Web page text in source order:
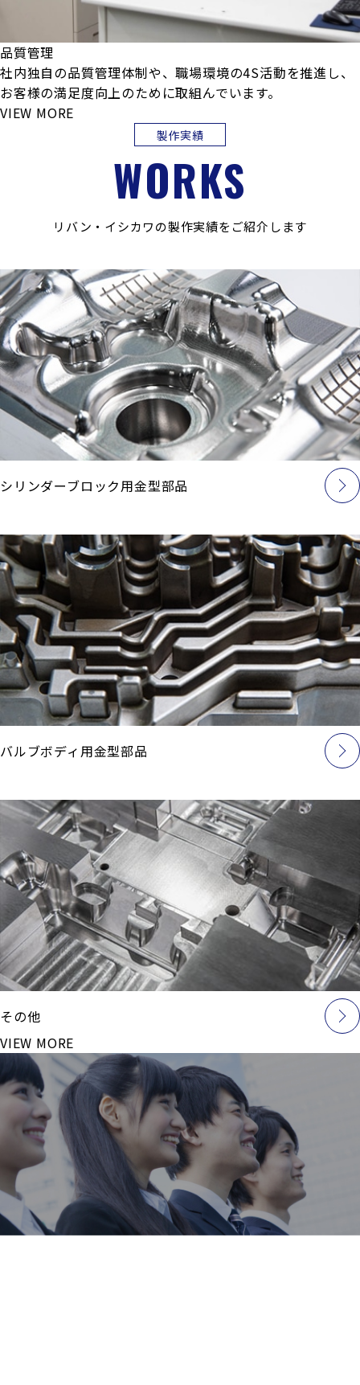
品質管理
社内独自の品質管理体制や、職場環境の4S活動を推進し、
お客様の満足度向上のために取組んでいます。
VIEW MORE
製作実績
WORKS
リバン・イシカワの製作実績をご紹介します
シリンダーブロック用金型部品
バルブボディ用金型部品
その他
VIEW MORE